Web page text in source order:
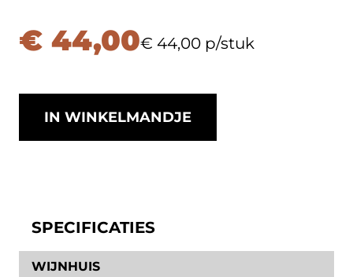
€ 44,00€ 44,00 p/stuk
IN WINKELMANDJE
SPECIFICATIES
WIJNHUIS